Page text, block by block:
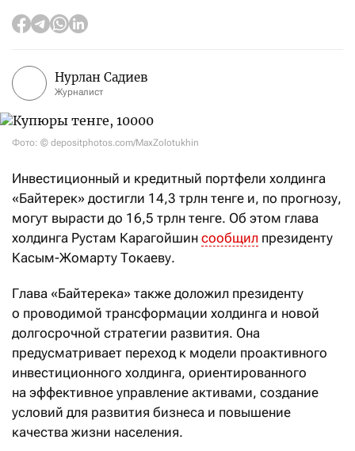
Нурлан Садиев
Журналист
Фото: © depositphotos.com/MaxZolotukhin
Инвестиционный и кредитный портфели холдинга
«Байтерек» достигли 14,3 трлн тенге и, по прогнозу,
могут вырасти до 16,5 трлн тенге. Об этом глава
холдинга Рустам Карагойшин сообщил президенту
Касым-Жомарту Токаеву.
Глава «Байтерека» также доложил президенту
о проводимой трансформации холдинга и новой
долгосрочной стратегии развития. Она
предусматривает переход к модели проактивного
инвестиционного холдинга, ориентированного
на эффективное управление активами, создание
условий для развития бизнеса и повышение
качества жизни населения.